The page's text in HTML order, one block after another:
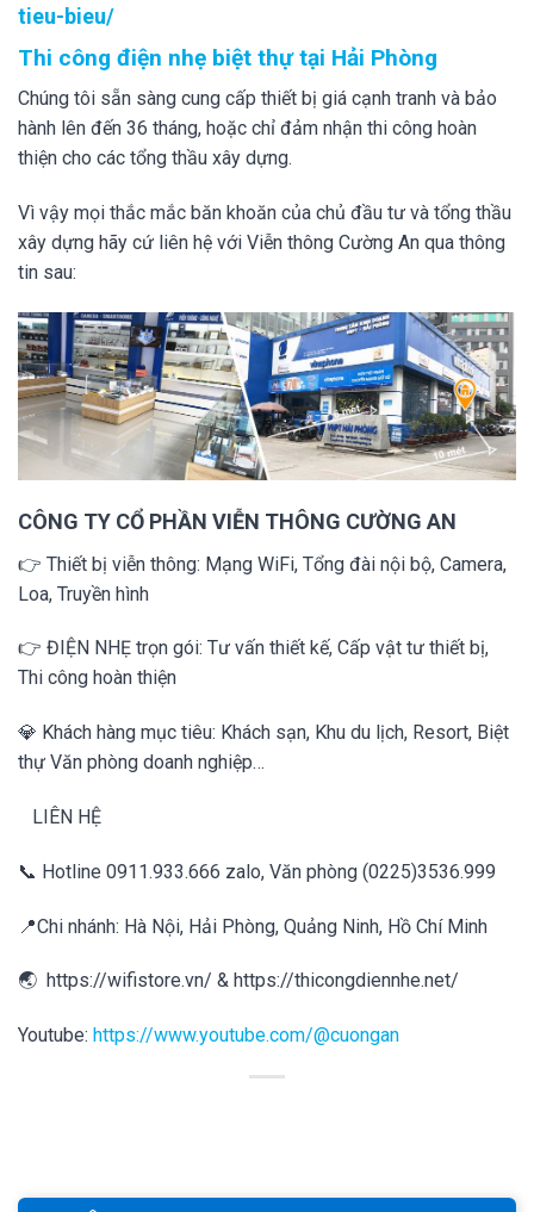
tieu-bieu/
Thi công điện nhẹ biệt thự tại Hải Phòng
Chúng tôi sẵn sàng cung cấp thiết bị giá cạnh tranh và bảo
hành lên đến 36 tháng, hoặc chỉ đảm nhận thi công hoàn
thiện cho các tổng thầu xây dựng.
Vì vậy mọi thắc mắc băn khoăn của chủ đầu tư và tổng thầu
xây dựng hãy cứ liên hệ với Viễn thông Cường An qua thông
tin sau:
CÔNG TY CỔ PHẦN VIỄN THÔNG CƯỜNG AN
👉 Thiết bị viễn thông: Mạng WiFi, Tổng đài nội bộ, Camera,
Loa, Truyền hình
👉 ĐIỆN NHẸ trọn gói: Tư vấn thiết kế, Cấp vật tư thiết bị,
Thi công hoàn thiện
💎 Khách hàng mục tiêu: Khách sạn, Khu du lịch, Resort, Biệt
thự Văn phòng doanh nghiệp…
LIÊN HỆ
📞 Hotline 0911.933.666 zalo, Văn phòng (0225)3536.999
📍Chi nhánh: Hà Nội, Hải Phòng, Quảng Ninh, Hồ Chí Minh
🌏 https://wifistore.vn/ & https://thicongdiennhe.net/
Youtube: https://www.youtube.com/@cuongan